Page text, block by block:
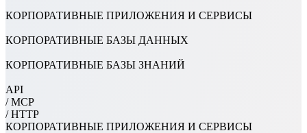
КОРПОРАТИВНЫЕ ПРИЛОЖЕНИЯ И СЕРВИСЫ
КОРПОРАТИВНЫЕ БАЗЫ ДАННЫХ
КОРПОРАТИВНЫЕ БАЗЫ ЗНАНИЙ
API
/MCP
/HTTP
КОРПОРАТИВНЫЕ ПРИЛОЖЕНИЯ И СЕРВИСЫ